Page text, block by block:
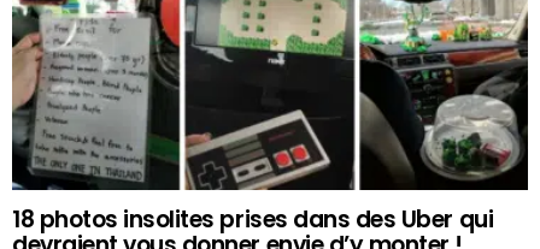
18 photos insolites prises dans des Uber qui